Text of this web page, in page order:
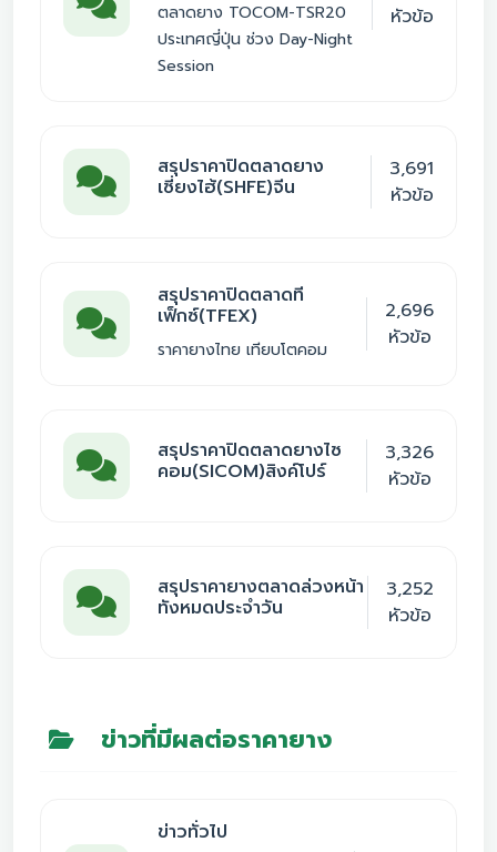
ตลาดยาง TOCOM-TSR20
ประเทศญี่ปุ่น ช่วง Day-Night
Session
หัวข้อ
สรุปราคาปิดตลาดยาง
เซี่ยงไฮ้(SHFE)จีน
3,691
หัวข้อ
สรุปราคาปิดตลาดที
เฟ็กซ์(TFEX)
ราคายางไทย เทียบโตคอม
2,696
หัวข้อ
สรุปราคาปิดตลาดยางไซ
คอม(SICOM)สิงค์โปร์
3,326
หัวข้อ
สรุปราคายางตลาดล่วงหน้า
ทังหมดประจำวัน
3,252
หัวข้อ
ข่าวที่มีผลต่อราคายาง
ข่าวทั่วไป